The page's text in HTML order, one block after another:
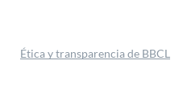
Ética y transparencia de BBCL